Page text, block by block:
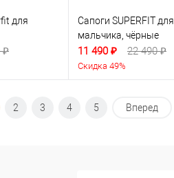
для
₽
Сапоги SUPERFIT для
мальчика, чёрные
11 490 ₽ 22 490 ₽
Скидка 49%
2 3 4 5 Вперед